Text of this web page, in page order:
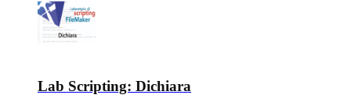
Lab Scripting: Dichiara